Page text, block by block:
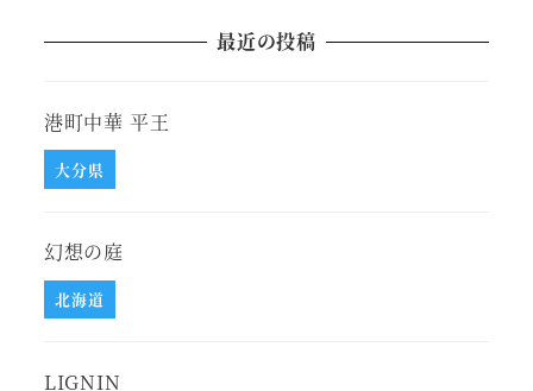
最近の投稿
港町中華 平王
大分県
幻想の庭
北海道
LIGNIN